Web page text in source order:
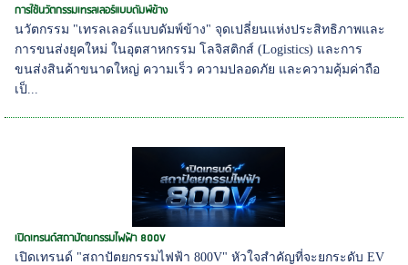
การใช้นวัตกรรมเทรลเลอร์แบบดัมพ์ข้าง
นวัตกรรม "เทรลเลอร์แบบดัมพ์ข้าง" จุดเปลี่ยนแห่งประสิทธิภาพและ
การขนส่งยุคใหม่ ในอุตสาหกรรม โลจิสติกส์ (Logistics) และการ
ขนส่งสินค้าขนาดใหญ่ ความเร็ว ความปลอดภัย และความคุ้มค่าถือ
เป็...
เปิดเทรนด์สถาปัตยกรรมไฟฟ้า 800V
เปิดเทรนด์ "สถาปัตยกรรมไฟฟ้า 800V" หัวใจสำคัญที่จะยกระดับ EV